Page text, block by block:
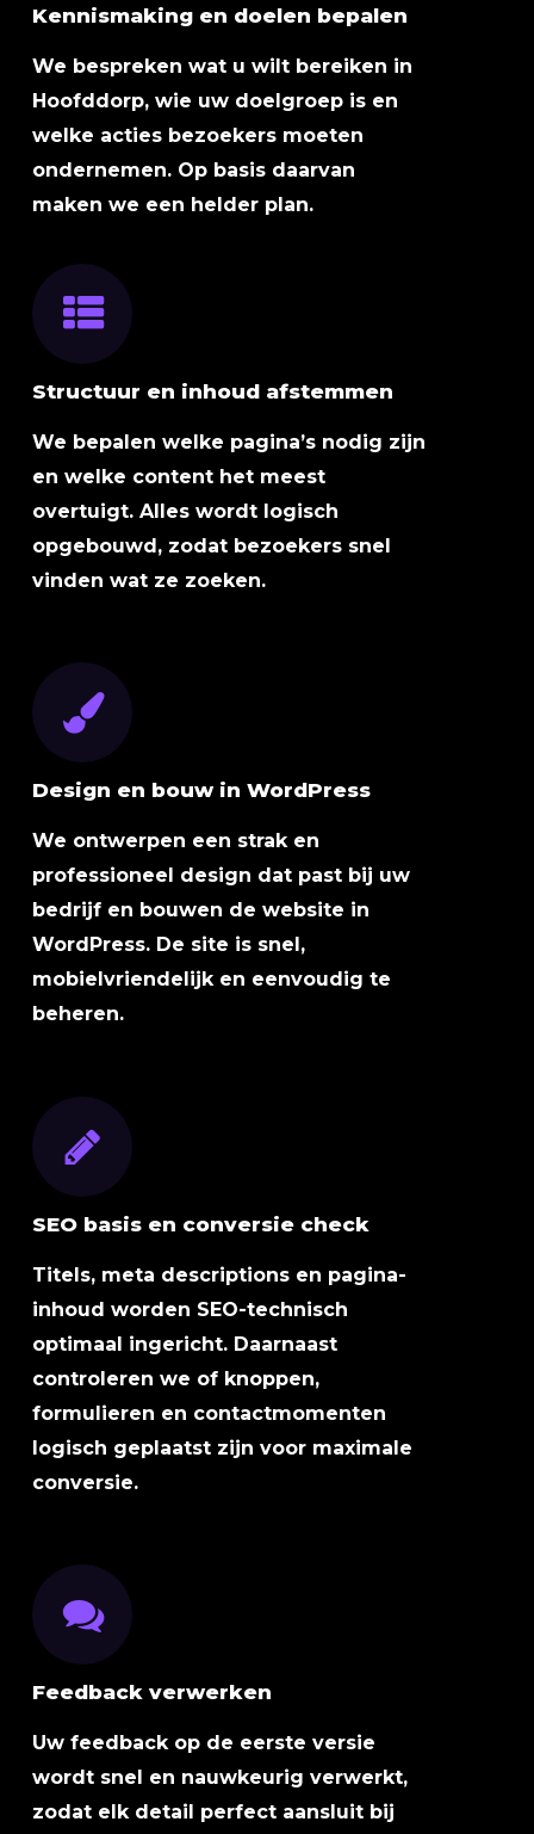
Kennismaking en doelen bepalen
We bespreken wat u wilt bereiken in
Hoofddorp, wie uw doelgroep is en
welke acties bezoekers moeten
ondernemen. Op basis daarvan
maken we een helder plan.
Structuur en inhoud afstemmen
We bepalen welke pagina’s nodig zijn
en welke content het meest
overtuigt. Alles wordt logisch
opgebouwd, zodat bezoekers snel
vinden wat ze zoeken.
Design en bouw in WordPress
We ontwerpen een strak en
professioneel design dat past bij uw
bedrijf en bouwen de website in
WordPress. De site is snel,
mobielvriendelijk en eenvoudig te
beheren.
SEO basis en conversie check
Titels, meta descriptions en pagina-
inhoud worden SEO-technisch
optimaal ingericht. Daarnaast
controleren we of knoppen,
formulieren en contactmomenten
logisch geplaatst zijn voor maximale
conversie.
Feedback verwerken
Uw feedback op de eerste versie
wordt snel en nauwkeurig verwerkt,
zodat elk detail perfect aansluit bij